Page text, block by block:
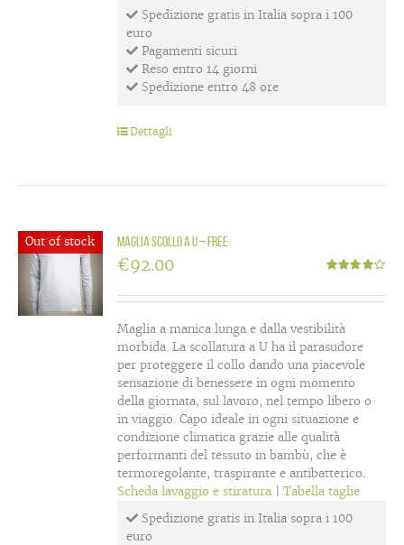
Spedizione gratis in Italia sopra i 100
euro
Pagamenti sicuri
Reso entro 14 giorni
Spedizione entro 48 ore
Dettagli
Out of stock Maglia scollo a U – Free
4.00su 5
€92.00
Maglia a manica lunga e dalla vestibilità
morbida. La scollatura a U ha il parasudore
per proteggere il collo dando una piacevole
sensazione di benessere in ogni momento
della giornata, sul lavoro, nel tempo libero o
in viaggio. Capo ideale in ogni situazione e
condizione climatica grazie alle qualità
performanti del tessuto in bambù, che è
termoregolante, traspirante e antibatterico.
Scheda lavaggio e stiratura |Tabella taglie
Spedizione gratis in Italia sopra i 100
euro